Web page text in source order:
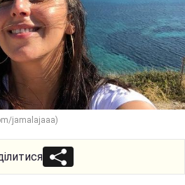
jamalajaaa)